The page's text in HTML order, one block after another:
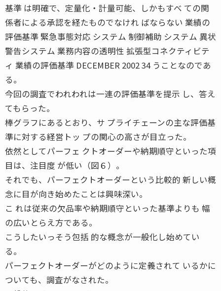
基準 は明確で、定量化・計量可能、しかもすべ ての関
係者による承認を経たものでなけれ ばならない 業績の
評価基準 緊急事態対応 システム 制御補助 システム 異状
警告システム 業務内容の透明性 拡張型コネクティビテ
ィ 業績の評価基準 DECEMBER 2002 34 うことなのであ
る。
今回の調査でわれわれは一連の評価基準を提示 し、答え
てもらった。
棒グラフにあるとおり、サ プライチェーンの主な評価基
準に対する経営トッ プの関心の高さが目立った。
依然としてパーフェ クトオーダーや納期順守といった項
目は、注目度 が低い（図６）。
それでも、パーフェクトオーダーという比較的 新しい概
念に目が向き始めたことは興味深い。
こ れは従来の欠品率や納期順守といった基準よりも 幅
の広いとらえ方である。
こうしたいっそう包括 的な概念が一般化し始めてい
る。
パーフェクトオーダーがどのように定義されて いるかに
ついても、調査がなされた。